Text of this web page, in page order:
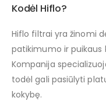
Kodėl Hiflo?
Hiflo filtrai yra žinomi
patikimumo ir puikaus
Kompanija
todėl gali pasiūlyti
kokybę.